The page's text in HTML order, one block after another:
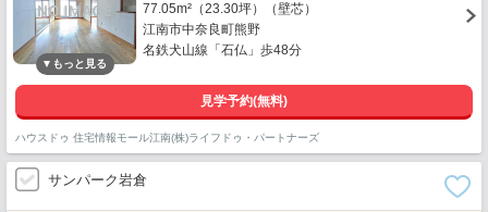
77.05m²（23.30坪）（壁芯）
江南市中奈良町熊野
名鉄犬山線「石仏」歩48分
見学予約(無料)
ハウスドゥ 住宅情報モール江南(株)ライフドゥ・パートナーズ
サンパーク岩倉